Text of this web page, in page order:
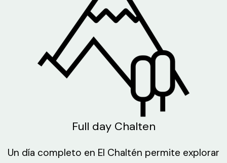
Full day Chalten
Un día completo en El Chaltén permite explorar